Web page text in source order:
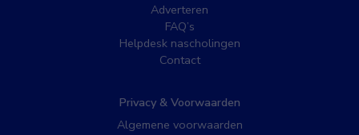
Adverteren
FAQ’s
Helpdesk nascholingen
Contact
Privacy & Voorwaarden
Algemene voorwaarden